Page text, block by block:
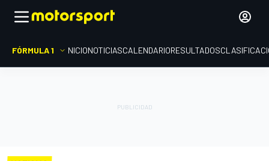
FÓRMULA 1 INICIONOTICIASCALENDARIORESULTADOS